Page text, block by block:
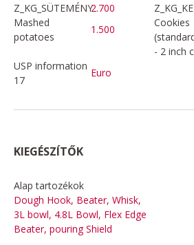
Z_KG_SÜTEMÉNY2.700
Mashed
potatoes
1.500
Cookies
- 2 inch
USP information
17
Euro
KIEGÉSZÍTŐK
Alap tartozékok
Dough Hook, Beater, Whisk,
3L bowl, 4.8L Bowl, Flex Edge
Beater, pouring Shield